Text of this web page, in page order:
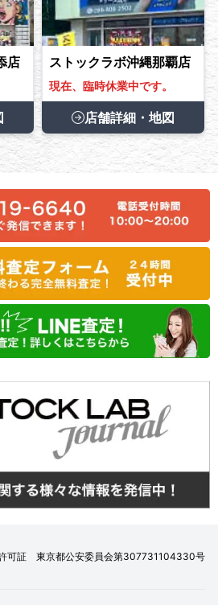
店 ストックラボ沖縄那覇店
現在、臨時休業中です。
店舗詳細・地図
可証 東京都公安委員会第307731104330号